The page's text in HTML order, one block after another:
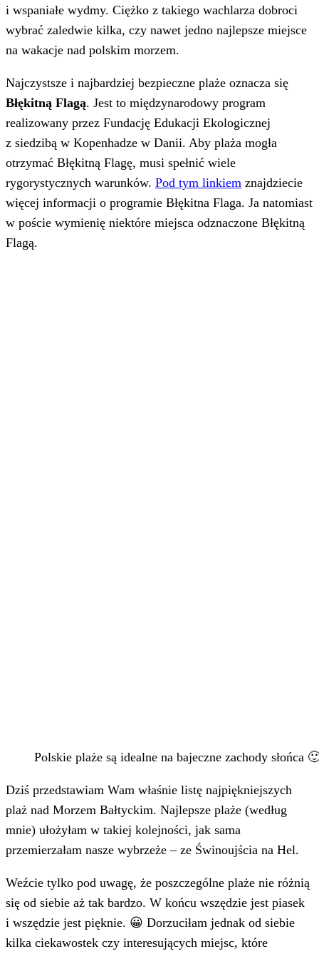
i wspaniałe wydmy. Ciężko z takiego wachlarza dobroci
wybrać zaledwie kilka, czy nawet jedno najlepsze miejsce
na wakacje nad polskim morzem.
Najczystsze i najbardziej bezpieczne plaże oznacza się
Błękitną Flagą. Jest to międzynarodowy program
realizowany przez Fundację Edukacji Ekologicznej
z siedzibą w Kopenhadze w Danii. Aby plaża mogła
otrzymać Błękitną Flagę, musi spełnić wiele
rygorystycznych warunków. Pod tym linkiem znajdziecie
więcej informacji o programie Błękitna Flaga. Ja natomiast
w poście wymienię niektóre miejsca odznaczone Błękitną
Flagą.
Polskie plaże są idealne na bajeczne zachody słońca
Dziś przedstawiam Wam właśnie listę najpiękniejszych
plaż nad Morzem Bałtyckim. Najlepsze plaże (według
mnie) ułożyłam w takiej kolejności, jak sama
przemierzałam nasze wybrzeże – ze Świnoujścia na Hel.
Weźcie tylko pod uwagę, że poszczególne plaże nie różnią
się od siebie aż tak bardzo. W końcu wszędzie jest piasek
i wszędzie jest pięknie. 😀 Dorzuciłam jednak od siebie
kilka ciekawostek czy interesujących miejsc, które